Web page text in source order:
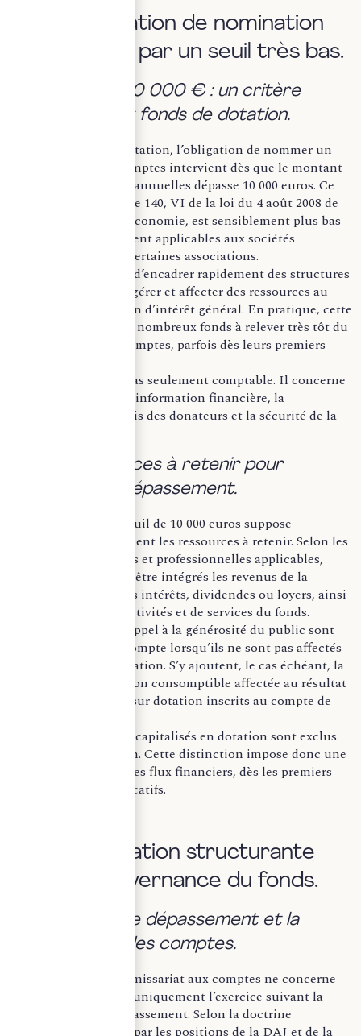
I- Une obligation de nomination
déclenchée par un seuil très bas.
a. Le seuil de 10 000 € : un critère
spécifique aux fonds de dotation.
Pour un fonds de dotation, l’obligation de nommer un
commissaire aux comptes intervient dès que le montant
total des ressources annuelles dépasse 10 000 euros. Ce
seuil, fixé par l’article 140, VI de la loi du 4 août 2008 de
modernisation de l’économie, est sensiblement plus bas
que ceux généralement applicables aux sociétés
commerciales ou à certaines associations.
Il traduit la volonté d’encadrer rapidement des structures
appelées à recevoir, gérer et affecter des ressources au
service d’une mission d’intérêt général. En pratique, cette
exigence conduit de nombreux fonds à relever très tôt du
commissariat aux comptes, parfois dès leurs premiers
L’enjeu n’est donc pas seulement comptable. Il concerne
aussi la fiabilité de l’information financière, la
transparence vis-à-vis des donateurs et la sécurité de la
b. Les ressources à retenir pour
apprécier le dépassement.
L’appréciation du seuil de 10 000 euros suppose
d’identifier précisément les ressources à retenir. Selon les
positions doctrinales et professionnelles applicables,
doivent notamment être intégrés les revenus de la
dotation, tels que les intérêts, dividendes ou loyers, ainsi
que les produits d’activités et de services du fonds.
Les dons issus de l’appel à la générosité du public sont
également pris en compte lorsqu’ils ne sont pas affectés
directement à la dotation. S’y ajoutent, le cas échéant, la
quote-part de dotation consomptible affectée au résultat
et les prélèvements sur dotation inscrits au compte de
À l’inverse, les dons capitalisés en dotation sont exclus
de cette appréciation. Cette distinction impose donc une
lecture rigoureuse des flux financiers, dès les premiers
mouvements significatifs.
II- Une obligation structurante
pour la gouvernance du fonds.
a. L’exercice de dépassement et la
certification des comptes.
L’obligation de commissariat aux comptes ne concerne
pas nécessairement uniquement l’exercice suivant la
constatation du dépassement. Selon la doctrine
spécialisée, éclairée par les positions de la DAJ et de la